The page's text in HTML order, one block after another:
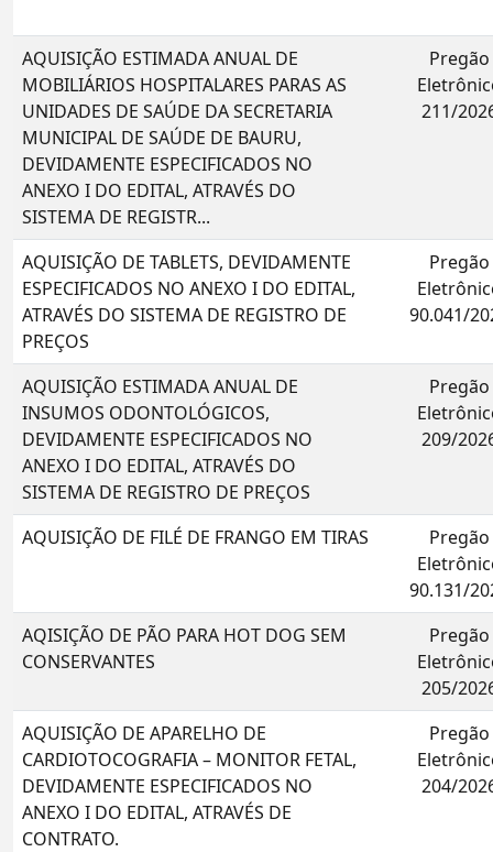
AQUISIÇÃO ESTIMADA ANUAL DE
MOBILIÁRIOS HOSPITALARES PARAS AS
UNIDADES DE SAÚDE DA SECRETARIA
MUNICIPAL DE SAÚDE DE BAURU,
DEVIDAMENTE ESPECIFICADOS NO
ANEXO I DO EDITAL, ATRAVÉS DO
SISTEMA DE REGISTR...
Pregão
211/
AQUISIÇÃO DE TABLETS, DEVIDAMENTE
ESPECIFICADOS NO ANEXO I DO EDITAL,
ATRAVÉS DO SISTEMA DE REGISTRO DE
PREÇOS
Pregão
90.041/
AQUISIÇÃO ESTIMADA ANUAL DE
INSUMOS ODONTOLÓGICOS,
DEVIDAMENTE ESPECIFICADOS NO
ANEXO I DO EDITAL, ATRAVÉS DO
SISTEMA DE REGISTRO DE PREÇOS
Pregão
209/
AQUISIÇÃO DE FILÉ DE FRANGO EM TIRAS
Pregão
90.131/
AQISIÇÃO DE PÃO PARA HOT DOG SEM
CONSERVANTES
Pregão
205/
AQUISIÇÃO DE APARELHO DE
CARDIOTOCOGRAFIA – MONITOR FETAL,
DEVIDAMENTE ESPECIFICADOS NO
ANEXO I DO EDITAL, ATRAVÉS DE
CONTRATO.
Pregão
204/